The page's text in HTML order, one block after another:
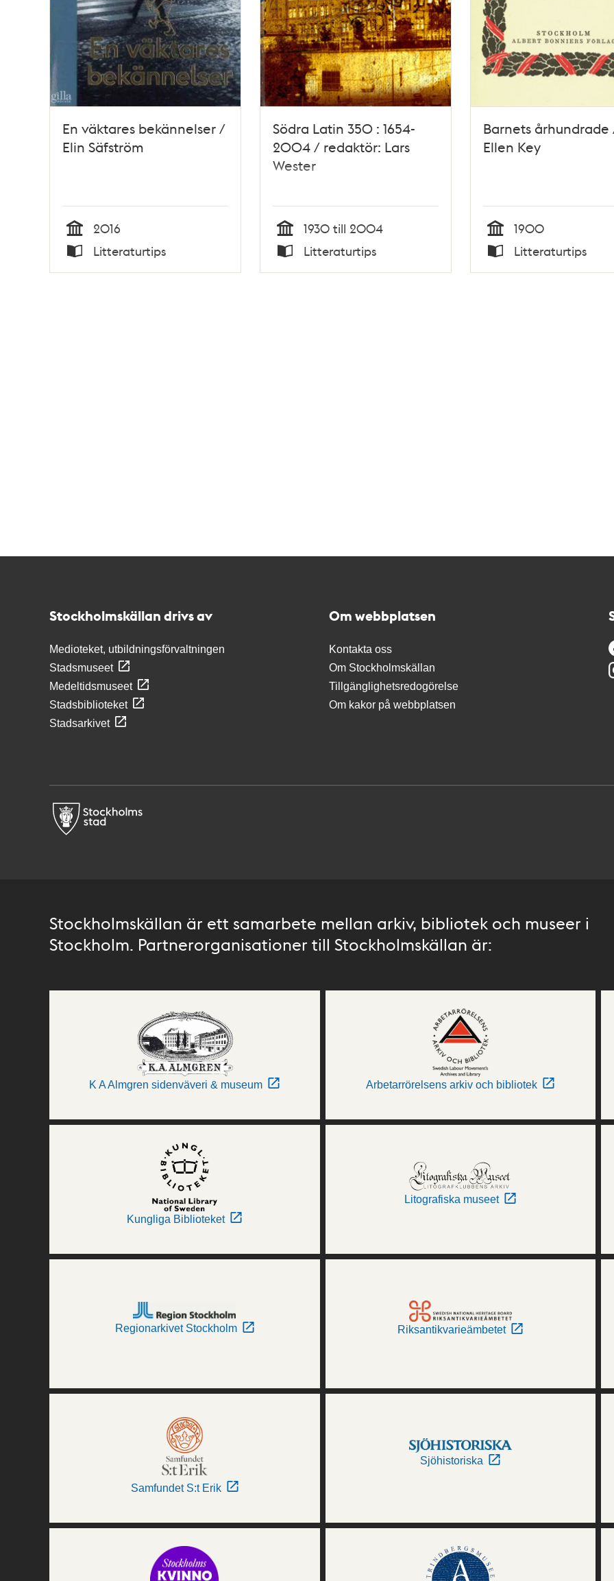
En väktares bekännelser /
Elin Säfström
Tid
2016
Typ
Litteraturtips
Södra Latin 350 : 1654-
2004 / redaktör: Lars
Wester
Tid
1930 till 2004
Typ
Litteraturtips
Barnets århundrade
Ellen Key
Tid
1900
Typ
Litteraturtips
Stockholmskällan drivs av
Medioteket, utbildningsförvaltningen
Stadsmuseet
Medeltidsmuseet
Stadsbiblioteket
Stadsarkivet
Om webbplatsen
Kontakta oss
Om Stockholmskällan
Tillgänglighetsredogörelse
Om kakor på webbplatsen
Stockholmskällan är ett samarbete mellan arkiv, bibliotek och museer i
Stockholm. Partnerorganisationer till Stockholmskällan är:
K A Almgren sidenväveri & museum Arbetarrörelsens arkiv och bibliotek
Kungliga Biblioteket
Litografiska museet
Regionarkivet Stockholm Riksantikvarieämbetet
Samfundet S:t Erik
Sjöhistoriska